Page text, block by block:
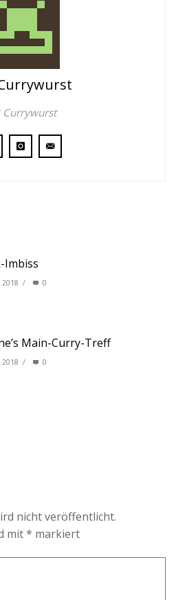
Currywurst
Imbiss
2018 / 0
Main-Curry-Treff
2018 / 0
nicht veröffentlicht.
mit* markiert